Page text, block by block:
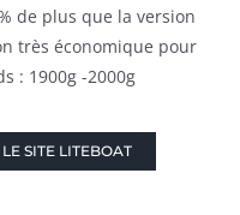
de plus que la version
très économique pour
: 1900g -2000g
SITE LITEBOAT